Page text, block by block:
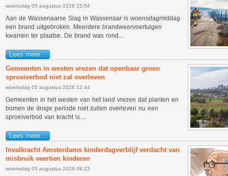
woensdag 05 augustus 2026 15:54
Aan de Wassenaarse Slag in Wassenaar is woensdagmiddag
een brand uitgebroken. Meerdere brandweervoertuigen
kwamen ter plaatse. De brand was rond...
Lees meer...
Gemeenten in westen vrezen dat openbaar groen
sproeiverbod niet zal overleven
woensdag 05 augustus 2026 12:44
Gemeenten in het westen van het land vrezen dat planten en
bomen de droge periode niet zullen overleven nu een
sproeiverbod van kracht is....
Lees meer...
Invalkracht Amsterdams kinderdagverblijf verdacht van
misbruik veertien kinderen
woensdag 05 augustus 2026 09:23